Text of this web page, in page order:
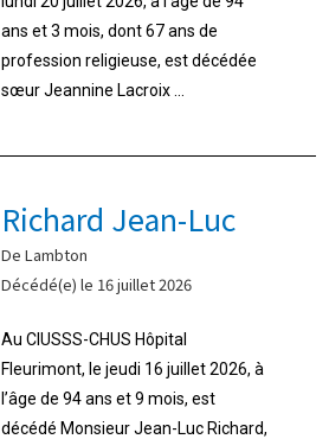
ans et 3 mois, dont 67 ans de
profession religieuse, est décédée
sœur Jeannine Lacroix ...
Richard Jean-Luc
De Lambton
Décédé(e) le 16 juillet 2026
Au CIUSSS-CHUS Hôpital
Fleurimont, le jeudi 16 juillet 2026, à
l’âge de 94 ans et 9 mois, est
décédé Monsieur Jean-Luc Richard,